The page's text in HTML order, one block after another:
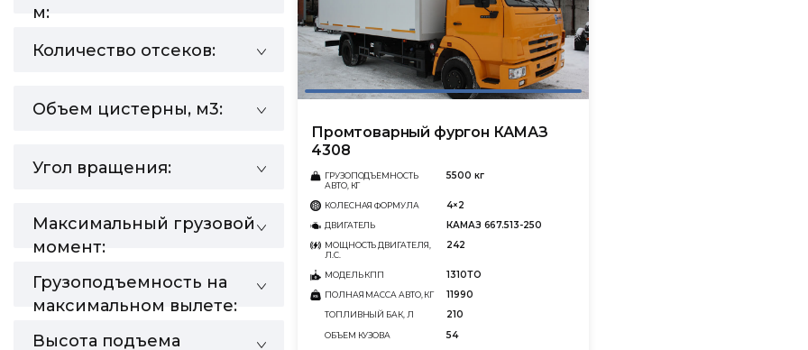
м:
Количество отсеков:
Объем цистерны, м3:
Угол вращения:
Максимальный грузовой
момент:
Грузоподъемность на
максимальном вылете:
Высота подъема
Промтоварный фургон КАМАЗ
4308
ГРУЗОПОДЪЕМНОСТЬ
АВТО, КГ
5500 кг
КОЛЕСНАЯ ФОРМУЛА 4×2
ДВИГАТЕЛЬ КАМАЗ 667.513-250
МОЩНОСТЬ ДВИГАТЕЛЯ,
Л.С.
242
МОДЕЛЬ КПП 1310ТО
ПОЛНАЯ МАССА АВТО, КГ 11990
ТОПЛИВНЫЙ БАК, Л 210
ОБЪЕМ КУЗОВА 54